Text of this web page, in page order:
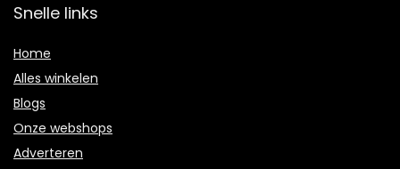
Snelle links
Home
Alles winkelen
Blogs
Onze webshops
Adverteren